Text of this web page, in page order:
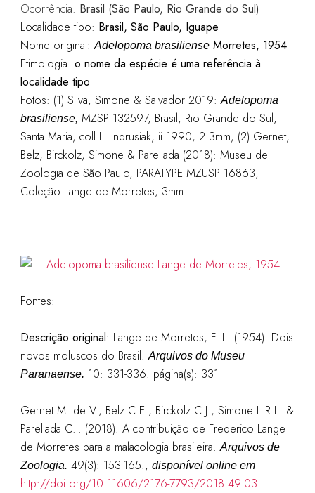
Ocorrência: Brasil (São Paulo, Rio Grande do Sul)
Localidade tipo: Brasil, São Paulo, Iguape
Nome original:Adelopoma brasilienseMorretes, 1954
Etimologia: o nome da espécie é uma referência à
localidade tipo
Fotos: (1) Silva, Simone & Salvador 2019:Adelopoma
brasiliense, MZSP 132597, Brasil, Rio Grande do Sul,
Santa Maria, coll L. Indrusiak, ii.1990, 2.3mm; (2) Gernet,
Belz, Birckolz, Simone & Parellada (2018): Museu de
Zoologia de São Paulo, PARATYPE MZUSP 16863,
Coleção Lange de Morretes, 3mm
Fontes:
Descrição original: Lange de Morretes, F. L. (1954). Dois
novos moluscos do Brasil.Arquivos do Museu
Paranaense. 10: 331-336. página(s): 331
Gernet M. de V., Belz C.E., Birckolz C.J., Simone L.R.L. &
Parellada C.I. (2018). A contribuição de Frederico Lange
de Morretes para a malacologia brasileira.Arquivos de
Zoologia. 49(3): 153-165., disponível online em
http://doi.org/10.11606/2176-7793/2018.49.03